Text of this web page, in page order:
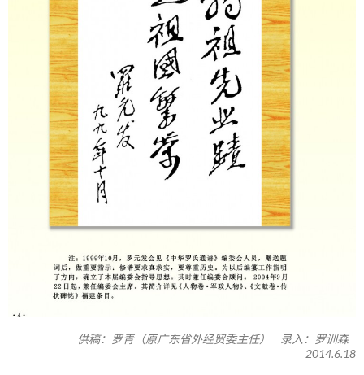
供稿：罗青（原广东省外经贸委主任） 录入：罗训森
2014.6.18